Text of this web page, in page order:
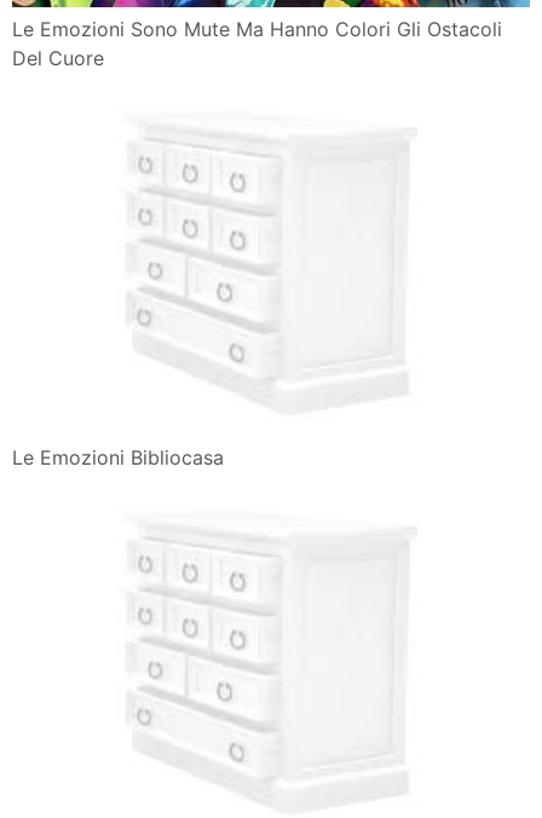
Le Emozioni Sono Mute Ma Hanno Colori Gli Ostacoli
Del Cuore
Le Emozioni Bibliocasa